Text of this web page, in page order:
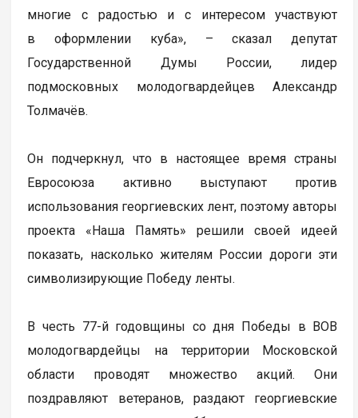
многие с радостью и с интересом участвуют
в оформлении куба», – сказал депутат
Государственной Думы России, лидер
подмосковных молодогвардейцев Александр
Толмачёв.
Он подчеркнул, что в настоящее время страны
Евросоюза активно выступают против
использования георгиевских лент, поэтому авторы
проекта «Наша Память» решили своей идеей
показать, насколько жителям России дороги эти
символизирующие Победу ленты.
В честь 77-й годовщины со дня Победы в ВОВ
молодогвардейцы на территории Московской
области проводят множество акций. Они
поздравляют ветеранов, раздают георгиевские